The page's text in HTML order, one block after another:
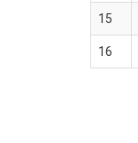
15
16